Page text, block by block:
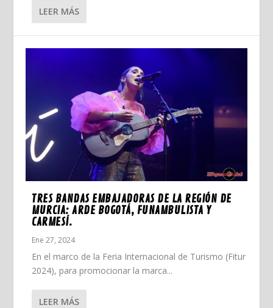
LEER MÁS
TRES BANDAS EMBAJADORAS DE LA REGIÓN DE
MURCIA: ARDE BOGOTÁ, FUNAMBULISTA Y
CARMESÍ.
Ene 27, 2024
En el marco de la Feria Internacional de Turismo (Fitur
2024), para promocionar la marca...
LEER MÁS